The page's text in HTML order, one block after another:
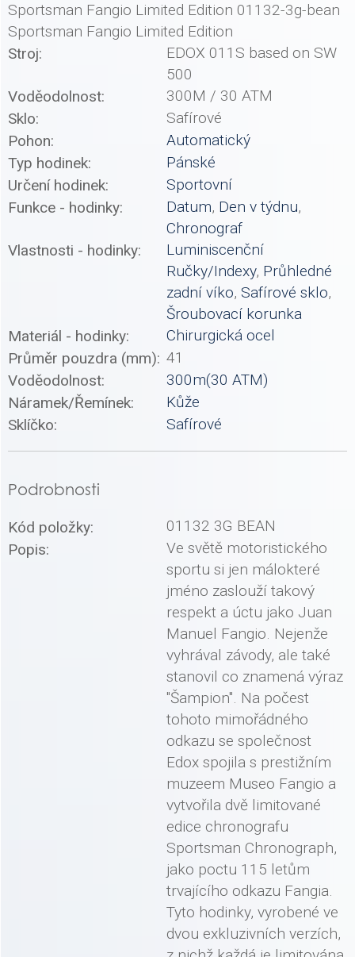
Sportsman Fangio Limited Edition 01132-3g-bean
Sportsman Fangio Limited Edition
Stroj:
EDOX 011S based on SW
500
Voděodolnost:
300M / 30 ATM
Sklo:
Safírové
Pohon:
Automatický
Typ hodinek:
Pánské
Určení hodinek:
Sportovní
Funkce - hodinky:
Datum, Den v týdnu,
Chronograf
Vlastnosti - hodinky:
Luminiscenční
Ručky/Indexy, Průhledné
zadní víko, Safírové sklo,
Šroubovací korunka
Materiál - hodinky:
Chirurgická ocel
Průměr pouzdra (mm): 41
Voděodolnost:
300m(30 ATM)
Náramek/Řemínek:
Kůže
Sklíčko:
Safírové
Podrobnosti
Kód položky:
01132 3G BEAN
Popis:
Ve světě motoristického
sportu si jen málokteré
jméno zaslouží takový
respekt a úctu jako Juan
Manuel Fangio. Nejenže
vyhrával závody, ale také
stanovil co znamená výraz
"Šampion". Na počest
tohoto mimořádného
odkazu se společnost
Edox spojila s prestižním
muzeem Museo Fangio a
vytvořila dvě limitované
edice chronografu
Sportsman Chronograph,
jako poctu 115 letům
trvajícího odkazu Fangia.
Tyto hodinky, vyrobené ve
dvou exkluzivních verzích,